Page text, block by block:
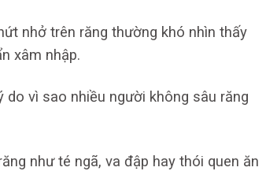
nhở trên răng thường khó nhìn thấy
xâm nhập.
do vì sao nhiều người không sâu răng
như té ngã, va đập hay thói quen ăn